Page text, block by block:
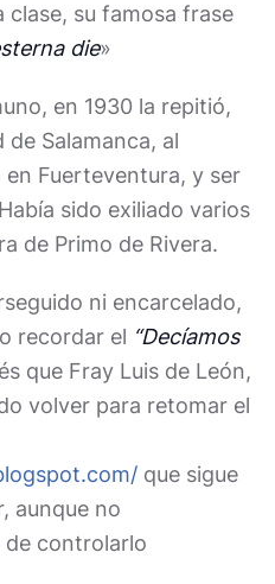
clase, su famosa frase
die»
en 1930 la repitió,
de Salamanca, al
Fuerteventura, y ser
sido exiliado varios
de Primo de Rivera.
ni encarcelado,
recordar el “Decíamos
que Fray Luis de León,
volver para retomar el
que sigue
aunque no
de controlarlo